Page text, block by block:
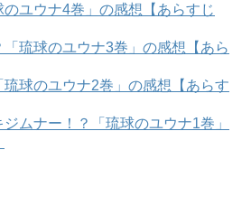
ユウナ4巻」の感想【あらすじ
琉球のユウナ3巻」の感想【あら
球のユウナ2巻」の感想【あらす
ムナー！？「琉球のユウナ1巻」